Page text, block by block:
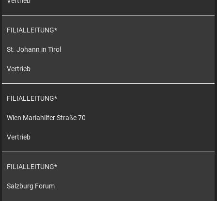
FILIALLEITUNG*
St. Johann in Tirol
Vertrieb
FILIALLEITUNG*
Wien Mariahilfer Straße 70
Vertrieb
FILIALLEITUNG*
Salzburg Forum